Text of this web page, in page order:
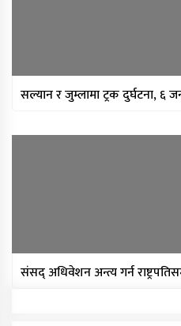
सल्यान र जुम्लामा ट्रक दुर्घटना, ६
संसद् अधिवेशन अन्त्य गर्न